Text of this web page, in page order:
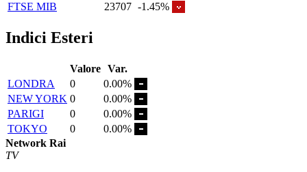
FTSE MIB
23707 -1.45%
Indici Esteri
Valore Var.
LONDRA
0
0.00%
NEW YORK 0
0.00%
PARIGI
0
0.00%
TOKYO
0
0.00%
Network Rai
TV